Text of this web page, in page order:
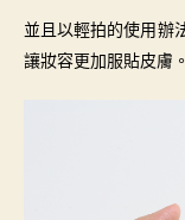
並且以輕拍的使用辦
讓妝容更加服貼皮膚。